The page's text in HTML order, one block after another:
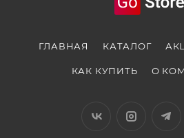
ГЛАВНАЯ КАТАЛОГ
КАК КУПИТЬ О